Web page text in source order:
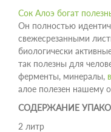
Сок Алоэ богат
Он полностью
свежесрезанными
биологически
так полезны для
ферменты, минералы,
алое полезен нашему
СОДЕРЖАНИЕ
2 литр